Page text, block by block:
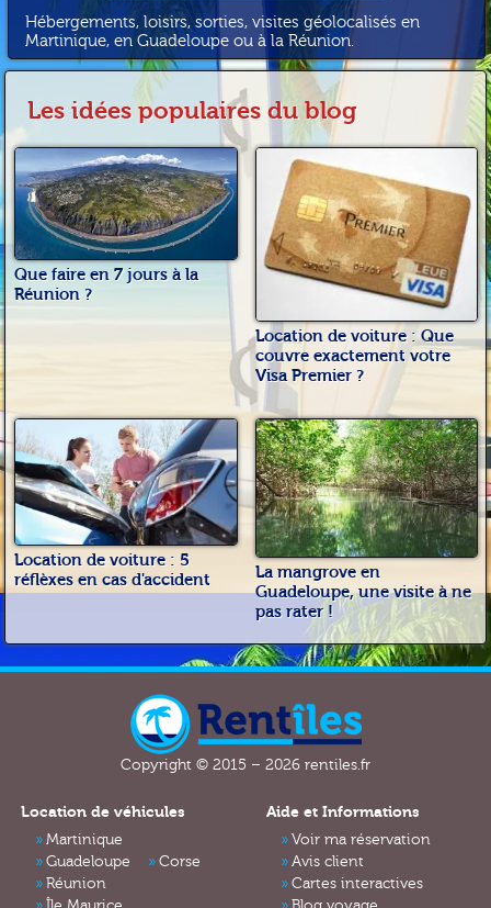
Hébergements, loisirs, sorties, visites géolocalisés en
Martinique, en Guadeloupe ou à la Réunion.
Les idées populaires du blog
Que faire en 7 jours à la
Réunion ?
Location de voiture : Que
couvre exactement votre
Visa Premier ?
Location de voiture : 5
réflèxes en cas d'accident
La mangrove en
Guadeloupe, une visite à ne
pas rater !
Copyright © 2015 – 2026 rentiles.fr
Location de véhicules
Martinique
Guadeloupe
Corse
Réunion
Aide et Informations
Voir ma réservation
Avis client
Cartes interactives